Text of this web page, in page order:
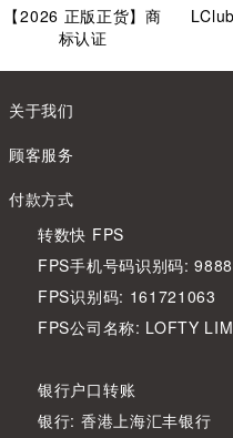
【2026 正版正货】商
标认证
关于我们
顾客服务
付款方式
转数快 FPS
FPS手机号码识别码:
FPS识别码: 161721063
FPS公司名称: LOFTY
银行户口转账
银行: 香港上海汇丰银行